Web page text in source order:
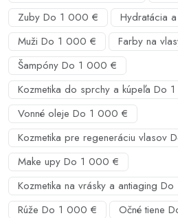
Zuby Do 1 000 €
Hydratácia
Muži Do 1 000 €
Farby na
Šampóny Do 1 000 €
Kozmetika do sprchy a kúpeľa Do
Vonné oleje Do 1 000 €
Kozmetika pre regeneráciu vlasov
Make upy Do 1 000 €
Kozmetika na vrásky a antiaging
Rúže Do 1 000 €
Očné tiene